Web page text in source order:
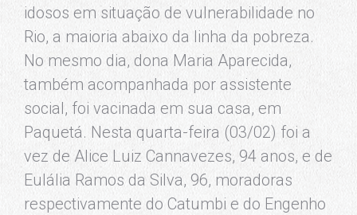
idosos em situação de vulnerabilidade no
Rio, a maioria abaixo da linha da pobreza.
No mesmo dia, dona Maria Aparecida,
também acompanhada por assistente
social, foi vacinada em sua casa, em
Paquetá. Nesta quarta-feira (03/02) foi a
vez de Alice Luiz Cannavezes, 94 anos, e de
Eulália Ramos da Silva, 96, moradoras
respectivamente do Catumbi e do Engenho